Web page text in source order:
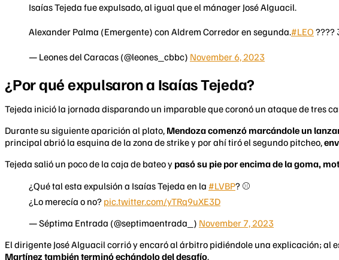
Isaías Tejeda fue expulsado, al igual que el mánager José Alguacil.
Alexander Palma (Emergente) con Aldrem Corredor en segunda.#LEO ????
— Leones del Caracas (@leones_cbbc) November 6, 2023
¿Por qué expulsaron a Isaías Tejeda?
Tejeda inició la jornada disparando un imparable que coronó un ataque de tres
Durante su siguiente aparición al plato, Mendoza comenzó marcándole un
principal abrió la esquina de la zona de strike y por ahí tiró el segundo pitcheo,
Tejeda salió un poco de la caja de bateo y pasó su pie por encima de la goma,
¿Qué tal esta expulsión a Isaías Tejeda en la #LVBP? ⚾
¿Lo merecía o no? pic.twitter.com/yTRq9uXE3D
— Séptima Entrada (@septimaentrada_) November 7, 2023
El dirigente José Alguacil corrió y encaró al árbitro pidiéndole una explicación; al
Martínez también terminó echándolo del desafío.